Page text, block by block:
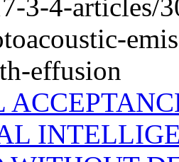
3-4-articles/
effusion